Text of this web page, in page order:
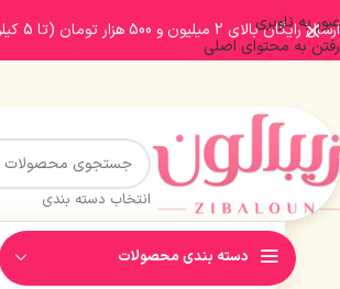
عبور به ناوبری
رفتن به محتوای اصلی
انتخاب دسته بندی
دسته بندی محصولات
ارسال رایگان بالای 2 میلیون و 500 هزار تومان (تا 5 کیلوگرم)